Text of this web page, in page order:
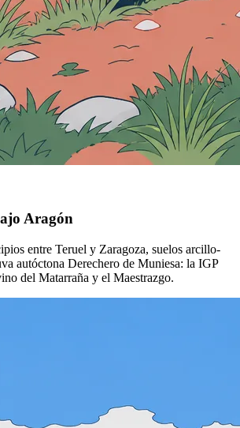
Aragón
entre Teruel y Zaragoza, suelos arcillo-
autóctona Derechero de Muniesa: la IGP
del Matarraña y el Maestrazgo.